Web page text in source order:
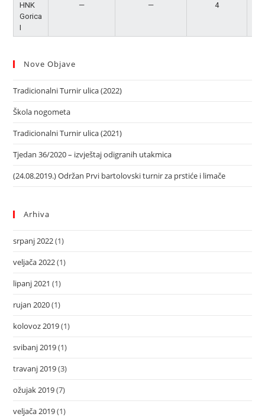
HNK
Gorica
I
— — 4
Nove Objave
Tradicionalni Turnir ulica (2022)
Škola nogometa
Tradicionalni Turnir ulica (2021)
Tjedan 36/2020 – izvještaj odigranih utakmica
(24.08.2019.) Održan Prvi bartolovski turnir za prstiće i limače
Arhiva
srpanj 2022(1)
veljača 2022(1)
lipanj 2021 (1)
rujan 2020(1)
kolovoz 2019(1)
svibanj 2019(1)
travanj 2019(3)
ožujak 2019(7)
veljača 2019(1)